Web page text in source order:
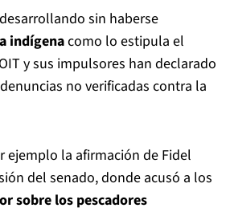
sin haberse
indígenacomo lo estipula el
y sus impulsores han declarado
no verificadas contra la
ejemplo la afirmación de Fidel
del senado, donde acusó a los
sobre los pescadores